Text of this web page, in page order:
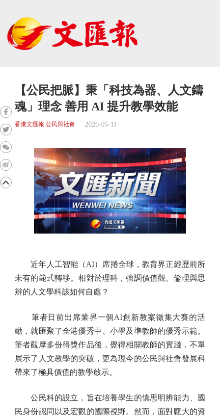
【公民把脈】秉「科技為器、人文鑄
魂」理念 善用 AI 提升教學效能
香港文匯報 公民與社會 2026-05-11
近年人工智能（AI）席捲全球，教育界正經歷前所
未有的範式轉移。相對於理科，強調價值觀、倫理與思
辨的人文學科該如何自處？
筆者日前出席業界一個AI創新教案徵集大賽的活
動，就匯聚了全港優秀中、小學及準教師的優秀示範。
筆者觀摩多份得獎作品後，覺得相關教師的實踐，不單
展示了人文教學的突破，更為現今的公民與社會發展科
帶來了極具價值的教學啟示。
公民科的設立，旨在培養學生的慎思明辨能力、國
民身份認同以及宏觀的國際視野。然而，面對龐大的資